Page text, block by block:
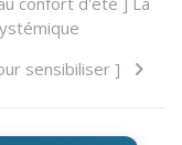
sensibiliser ]